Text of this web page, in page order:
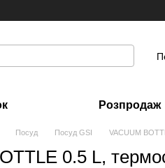
Розпродаж
Посуд Посуд GSI VACUUM
0.5 L,